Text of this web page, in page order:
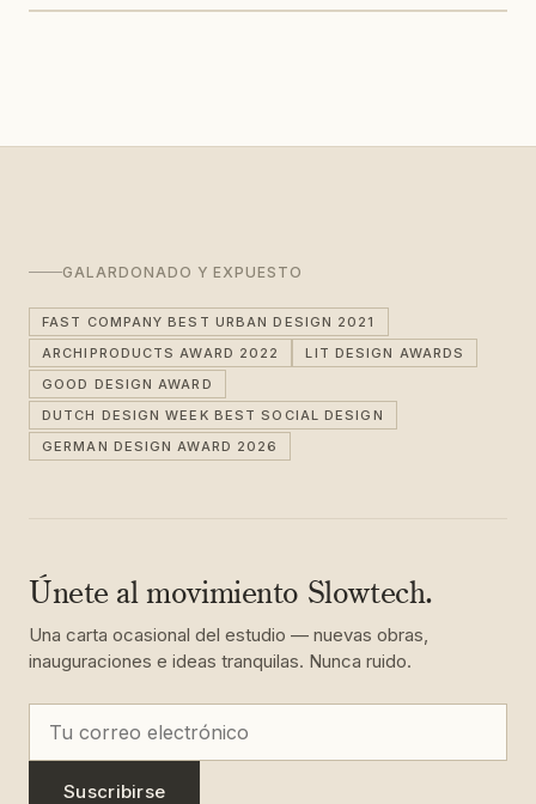
GALARDONADO Y EXPUESTO
FAST COMPANY BEST URBAN DESIGN 2021
ARCHIPRODUCTS AWARD 2022
LIT DESIGN AWARDS
GOOD DESIGN AWARD
DUTCH DESIGN WEEK BEST SOCIAL DESIGN
GERMAN DESIGN AWARD 2026
Únete al movimiento Slowtech.
Una carta ocasional del estudio — nuevas obras,
inauguraciones e ideas tranquilas. Nunca ruido.
Suscribirse